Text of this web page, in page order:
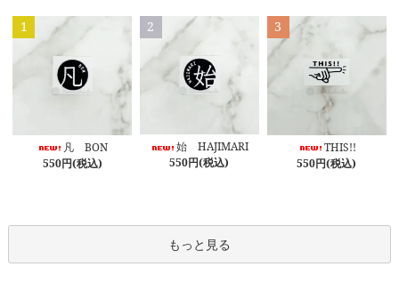
1
凡 BON
550円(税込)
2
始 HAJIMARI
550円(税込)
3
THIS!!
550円(税込)
もっと見る